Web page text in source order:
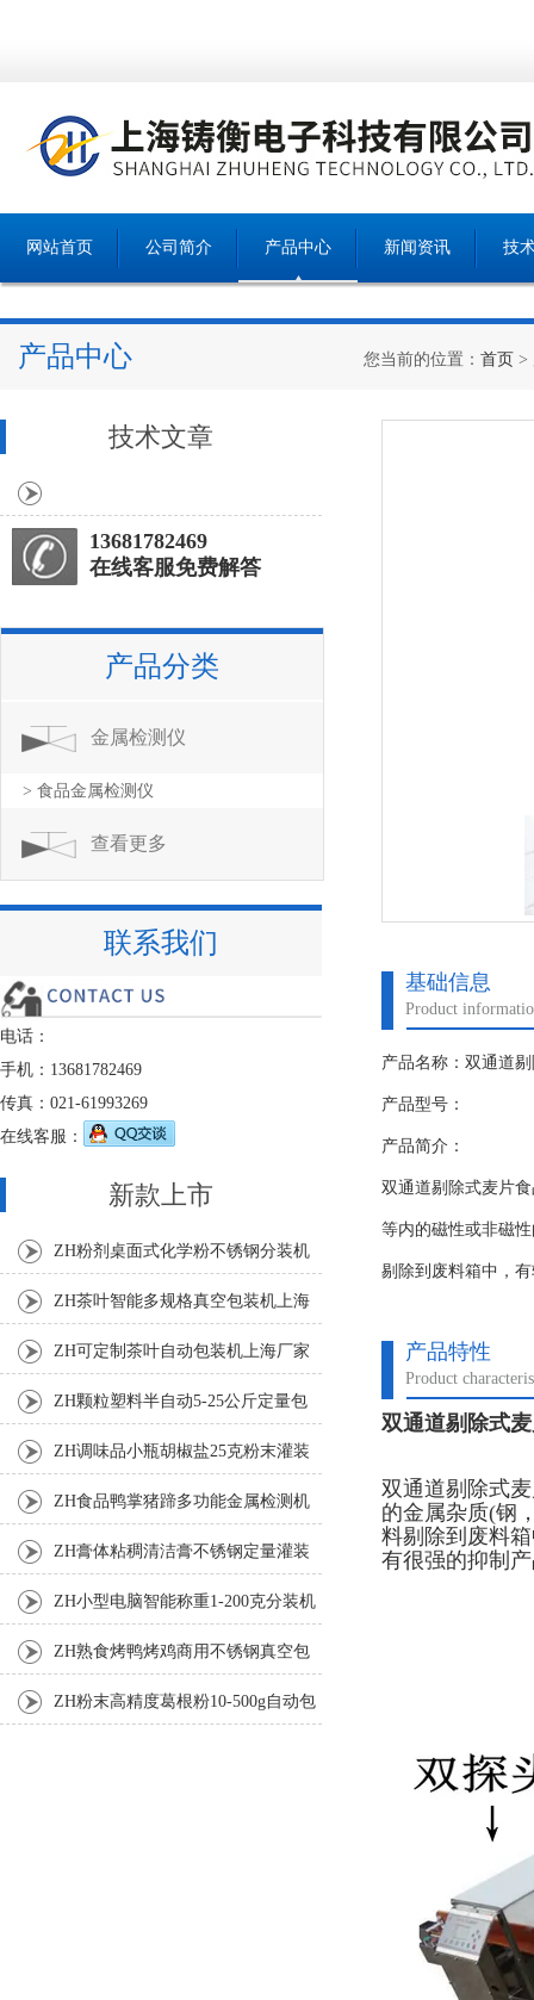
网站首页 公司简介 产品中心 新闻资讯 技
产品中心 您当前的位置： 首页 >
基础信息
Product
产品名称：双通道
产品型号：
产品简介：
双通道剔除式麦片
等内的磁性或非磁
剔除到废料箱中，
产品特性
Product
双通道剔除式
双通道剔除式
的金属杂质(钢
料剔除到废料
有很强的抑制
技术文章
13681782469
在线客服免费解答
产品分类
金属检测仪
> 食品金属检测仪
查看更多
联系我们
电话：
手机：13681782469
传真：021-61993269
在线客服：
新款上市
ZH粉剂桌面式化学粉不锈钢分装机
ZH茶叶智能多规格真空包装机上海
厂家 ZH可定制茶叶自动包装机上海厂家
ZH颗粒塑料半自动5-25公斤定量包
装机 ZH调味品小瓶胡椒盐25克粉末灌装
ZH食品鸭掌猪蹄多功能金属检测机
ZH膏体粘稠清洁膏不锈钢定量灌装
机厂家 ZH小型电脑智能称重1-200克分装机
ZH熟食烤鸭烤鸡商用不锈钢真空包
装机 ZH粉末高精度葛根粉10-500g自动包